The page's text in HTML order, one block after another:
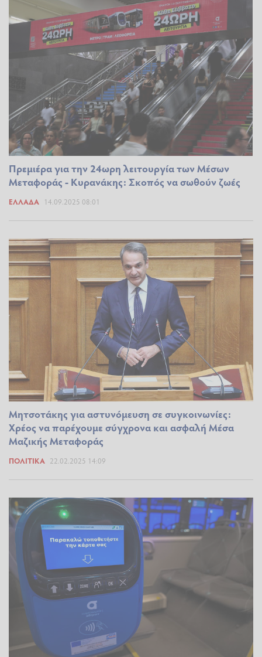
Πρεμιέρα για την 24ωρη λειτουργία των Μέσων
Μεταφοράς - Κυρανάκης: Σκοπός να σωθούν ζωές
ΕΛΛΆΔΑ 14.09.2025 08:01
Μητσοτάκης για αστυνόμευση σε συγκοινωνίες:
Χρέος να παρέχουμε σύγχρονα και ασφαλή Μέσα
Μαζικής Μεταφοράς
ΠΟΛΙΤΙΚΆ 22.02.2025 14:09